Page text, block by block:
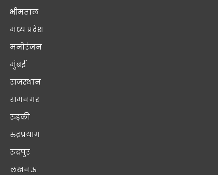
भीमताल
मध्य प्रदेश
मनोरंजन
मुंबई
राजस्थान
रामनगर
रुड़की
रुद्रप्रयाग
रूद्रपुर
लखनऊ